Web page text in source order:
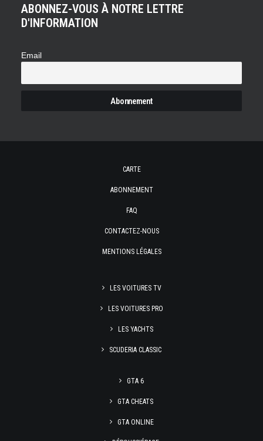
ABONNEZ-VOUS À NOTRE LETTRE
D'INFORMATION
Email
CARTE
ABONNEMENT
FAQ
CONTACTEZ-NOUS
MENTIONS LÉGALES
LES VOITURES TV
LES VOITURES PRO
LES YACHTS
SCUDERIA CLASSIC
GTA 6
GTA CHEATS
GTA ONLINE